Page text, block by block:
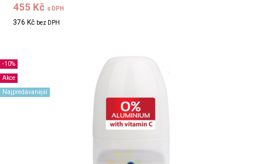
455 Kč s DPH
376 Kč bez DPH
-10%
Akce
Najpredávanější